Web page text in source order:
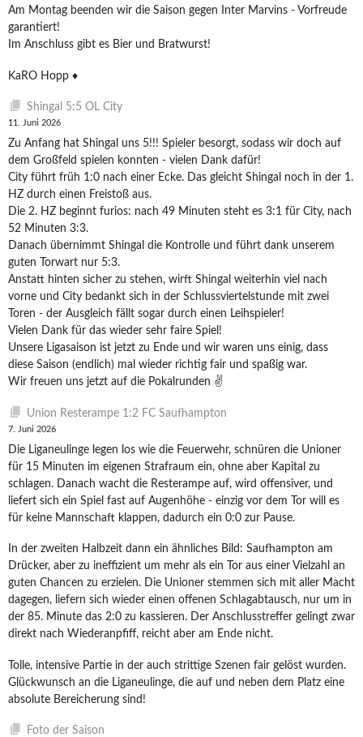
Am Montag beenden wir die Saison gegen Inter Marvins - Vorfreude
garantiert!
Im Anschluss gibt es Bier und Bratwurst!
KaRO Hopp ♦️
Shingal 5:5 OL City
11. Juni 2026
Zu Anfang hat Shingal uns 5!!! Spieler besorgt, sodass wir doch auf
dem Großfeld spielen konnten - vielen Dank dafür!
City führt früh 1:0 nach einer Ecke. Das gleicht Shingal noch in der 1.
HZ durch einen Freistoß aus.
Die 2. HZ beginnt furios: nach 49 Minuten steht es 3:1 für City, nach
52 Minuten 3:3.
Danach übernimmt Shingal die Kontrolle und führt dank unserem
guten Torwart nur 5:3.
Anstatt hinten sicher zu stehen, wirft Shingal weiterhin viel nach
vorne und City bedankt sich in der Schlussviertelstunde mit zwei
Toren - der Ausgleich fällt sogar durch einen Leihspieler!
Vielen Dank für das wieder sehr faire Spiel!
Unsere Ligasaison ist jetzt zu Ende und wir waren uns einig, dass
diese Saison (endlich) mal wieder richtig fair und spaßig war.
Wir freuen uns jetzt auf die Pokalrunden ✌️
Union Resterampe 1:2 FC Saufhampton
7. Juni 2026
Die Liganeulinge legen los wie die Feuerwehr, schnüren die Unioner
für 15 Minuten im eigenen Strafraum ein, ohne aber Kapital zu
schlagen. Danach wacht die Resterampe auf, wird offensiver, und
liefert sich ein Spiel fast auf Augenhöhe - einzig vor dem Tor will es
für keine Mannschaft klappen, dadurch ein 0:0 zur Pause.
In der zweiten Halbzeit dann ein ähnliches Bild: Saufhampton am
Drücker, aber zu ineffizient um mehr als ein Tor aus einer Vielzahl an
guten Chancen zu erzielen. Die Unioner stemmen sich mit aller Macht
dagegen, liefern sich wieder einen offenen Schlagabtausch, nur um in
der 85. Minute das 2:0 zu kassieren. Der Anschlusstreffer gelingt zwar
direkt nach Wiederanpfiff, reicht aber am Ende nicht.
Tolle, intensive Partie in der auch strittige Szenen fair gelöst wurden.
Glückwunsch an die Liganeulinge, die auf und neben dem Platz eine
absolute Bereicherung sind!
Foto der Saison